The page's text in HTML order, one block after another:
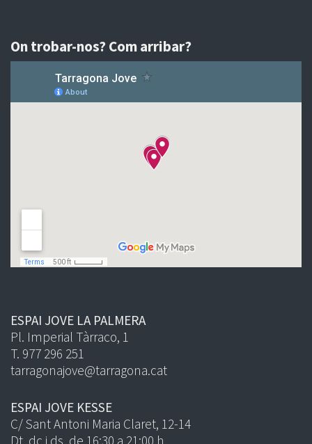
On trobar-nos? Com arribar?
ESPAI JOVE LA PALMERA
Pl. Imperial Tàrraco, 1
T. 977 296 251
tarragonajove@tarragona.cat
ESPAI JOVE KESSE
C/ Sant Antoni Maria Claret, 12-14
Dt, dc i ds, de 16:30 a 21:00 h